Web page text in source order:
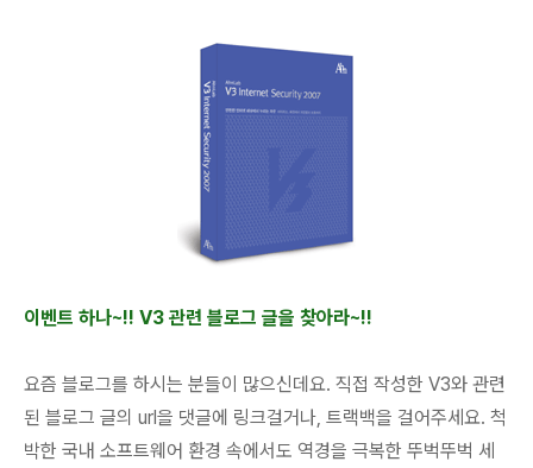
이벤트 하나~!! V3 관련 블로그 글을 찾아라~!!
요즘 블로그를 하시는 분들이 많으신데요. 직접 작성한 V3와 관련
된 블로그 글의 url을 댓글에 링크걸거나, 트랙백을 걸어주세요. 척
박한 국내 소프트웨어 환경 속에서도 역경을 극복한 뚜벅뚜벅 세